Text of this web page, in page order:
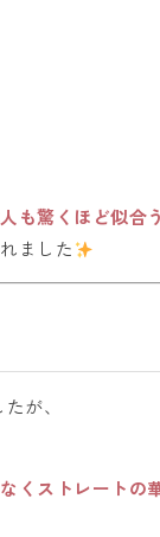
も驚くほど似合う
ました
が、
くストレートの